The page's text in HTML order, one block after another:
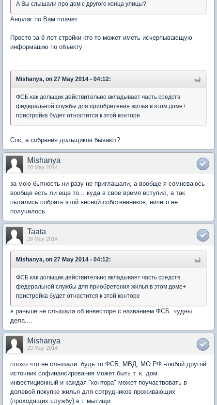
А Вы слышали про дом с другого конца улицы?
Аншлаг по Вам плачет.
Просто за 8 лет стройки кто-то может иметь исчерпывающую
информацию по объекту
Mishanya, on 27 May 2014 - 04:12:
ФСБ как дольщик действительно вкладывает часть средств
федеральной службы для приобретения жилья в этом доме+
пристройка будет отностится к этой конторе
Спс, а собрания дольщиков бывают?
Mishanya
28 May 2014
за мою бытность ни разу не приглашали, а вообще я сомневаюсь
вообще есть ли еще то... куда в свое время вступил, а так
пытались собрать этой весной собственников, ничего не
получилось
Taata
28 May 2014
Mishanya, on 27 May 2014 - 04:12:
ФСБ как дольщик действительно вкладывает часть средств
федеральной службы для приобретения жилья в этом доме+
пристройка будет отностится к этой конторе
я раньше не слышала об инвесторе с названием ФСБ. чудны
дела....
Mishanya
29 May 2014
плохо что не слышали. будь то ФСБ, МВД, МО РФ -любой другой
источник софинансирования может быть т. к. дом
инвестиционный и каждая "контора" может поучаствовать в
долевой покупке жилья для сотрудников проживающих
(проходящих службу) в г. мытищи